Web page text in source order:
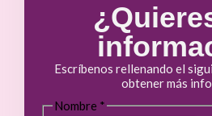
Escríbenos rellenando el
obtener más
Nombre *